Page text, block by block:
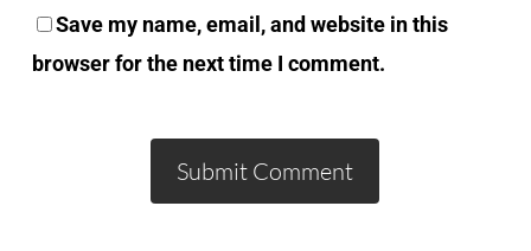
Save my name, email, and website in this
browser for the next time I comment.